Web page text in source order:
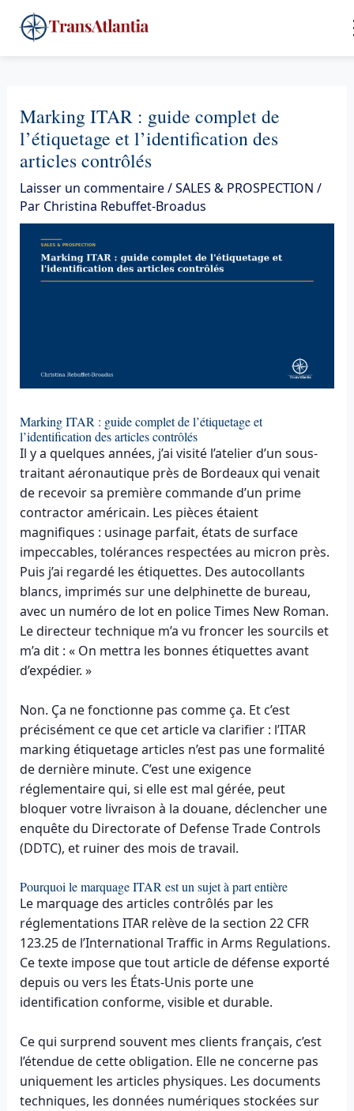
au
contenu
Marking ITAR : guide complet de
l’étiquetage et l’identification des
articles contrôlés
Laisser un commentaire/SALES & PROSPECTION /
Par Christina Rebuffet-Broadus
Marking ITAR : guide complet de l’étiquetage et
l’identification des articles contrôlés
Il y a quelques années, j’ai visité l’atelier d’un sous-
traitant aéronautique près de Bordeaux qui venait
de recevoir sa première commande d’un prime
contractor américain. Les pièces étaient
magnifiques : usinage parfait, états de surface
impeccables, tolérances respectées au micron près.
Puis j’ai regardé les étiquettes. Des autocollants
blancs, imprimés sur une delphinette de bureau,
avec un numéro de lot en police Times New Roman.
Le directeur technique m’a vu froncer les sourcils et
m’a dit : « On mettra les bonnes étiquettes avant
d’expédier. »
Non. Ça ne fonctionne pas comme ça. Et c’est
précisément ce que cet article va clarifier : l’ITAR
marking étiquetage articles n’est pas une formalité
de dernière minute. C’est une exigence
réglementaire qui, si elle est mal gérée, peut
bloquer votre livraison à la douane, déclencher une
enquête du Directorate of Defense Trade Controls
(DDTC), et ruiner des mois de travail.
Pourquoi le marquage ITAR est un sujet à part entière
Le marquage des articles contrôlés par les
réglementations ITAR relève de la section 22 CFR
123.25 de l’International Traffic in Arms Regulations.
Ce texte impose que tout article de défense exporté
depuis ou vers les États-Unis porte une
identification conforme, visible et durable.
Ce qui surprend souvent mes clients français, c’est
l’étendue de cette obligation. Elle ne concerne pas
uniquement les articles physiques. Les documents
techniques, les données numériques stockées sur